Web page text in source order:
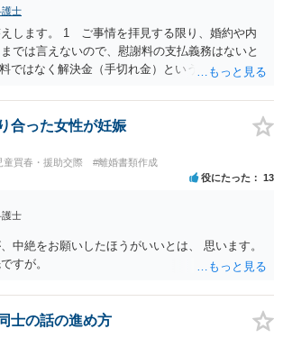
護士
します。 1 ご事情を拝見する限り、婚約や内
では言えないので、慰謝料の支払義務はないと
はなく解決金（手切れ金）という名目で数十
す必要はあると思います。 4 合意書を取り交
条項（一切の債権債務のないことを確認する）を
合った女性が妊娠
童買春・援助交際 #離婚書類作成
役にたった 13
護士
中絶をお願いしたほうがいいとは、 思います。
すが。
士の話の進め方